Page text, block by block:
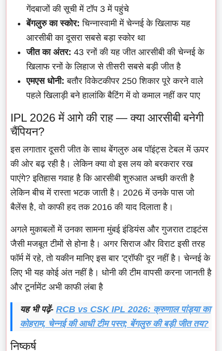
गेंदबाजों की सूची में टॉप 3 में पहुंचे
बेंगलुरु का स्कोर: चिन्नास्वामी में चेन्नई के खिलाफ यह
आरसीबी का दूसरा सबसे बड़ा स्कोर था
जीत का अंतर: 43 रनों की यह जीत आरसीबी की चेन्नई के
खिलाफ रनों के लिहाज से तीसरी सबसे बड़ी जीत है
एमएस धोनी: बतौर विकेटकीपर 250 शिकार पूरे करने वाले
पहले खिलाड़ी बने हालांकि बैटिंग में वो कमाल नहीं कर पाए
IPL 2026 में आगे की राह — क्या आरसीबी बनेगी
चैंपियन?
इस लगातार दूसरी जीत के साथ बेंगलुरु अब पॉइंट्स टेबल में ऊपर
की ओर बढ़ रही है। लेकिन क्या वो इस लय को बरकरार रख
पाएंगे? इतिहास गवाह है कि आरसीबी शुरुआत अच्छी करती है
लेकिन बीच में रास्ता भटक जाती है। 2026 में उनके पास जो
बैलेंस है, वो काफी हद तक 2016 की याद दिलाता है।
अगले मुकाबलों में उनका सामना मुंबई इंडियंस और गुजरात टाइटंस
जैसी मजबूत टीमों से होना है। अगर सिराज और विराट इसी तरह
फॉर्म में रहे, तो यकीन मानिए इस बार 'ट्रॉफी' दूर नहीं है। चेन्नई के
लिए भी यह कोई अंत नहीं है। धोनी की टीम वापसी करना जानती है
और टूर्नामेंट अभी काफी लंबा है
यह भी पढ़ें- RCB vs CSK IPL 2026: क्रुणाल पांड्या का
कोहराम, चेन्नई की आधी टीम पस्त; बेंगलुरु की बड़ी जीत तय?
निष्कर्ष